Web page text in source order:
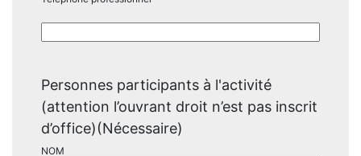
Personnes participants à l'activité
(attention l’ouvrant droit n’est pas inscrit
d’office)(Nécessaire)